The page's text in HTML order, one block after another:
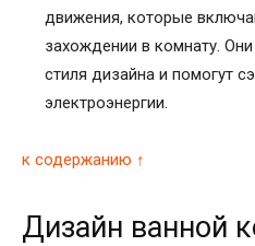
движения, которые
захождении в комнату.
стиля дизайна и помогут
электроэнергии.
к содержанию ↑
Дизайн ванной